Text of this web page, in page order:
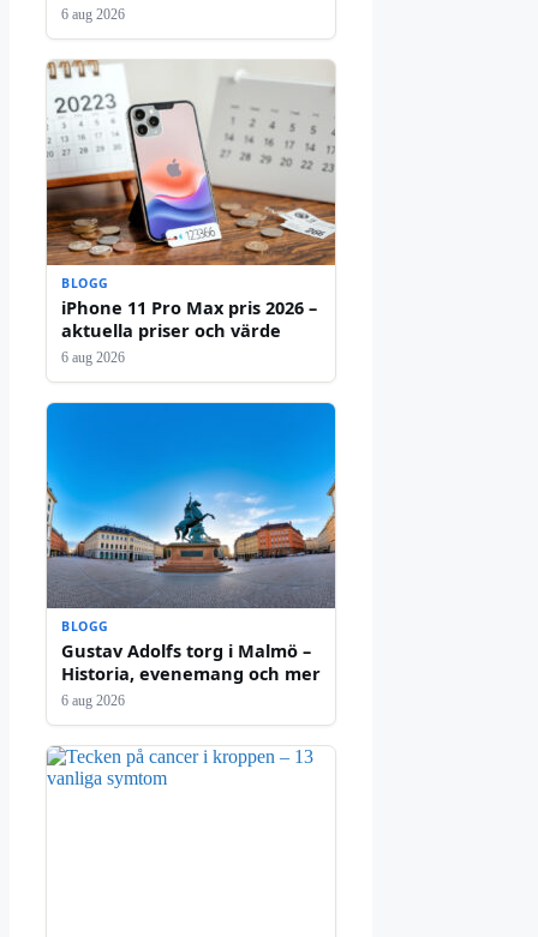
6 aug 2026
BLOGG
iPhone 11 Pro Max pris 2026 –
aktuella priser och värde
6 aug 2026
BLOGG
Gustav Adolfs torg i Malmö –
Historia, evenemang och mer
6 aug 2026